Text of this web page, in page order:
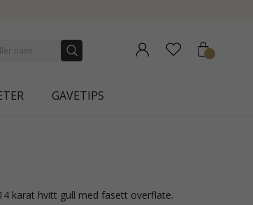
GAVETIPS
karat hvitt gull med fasett overflate.